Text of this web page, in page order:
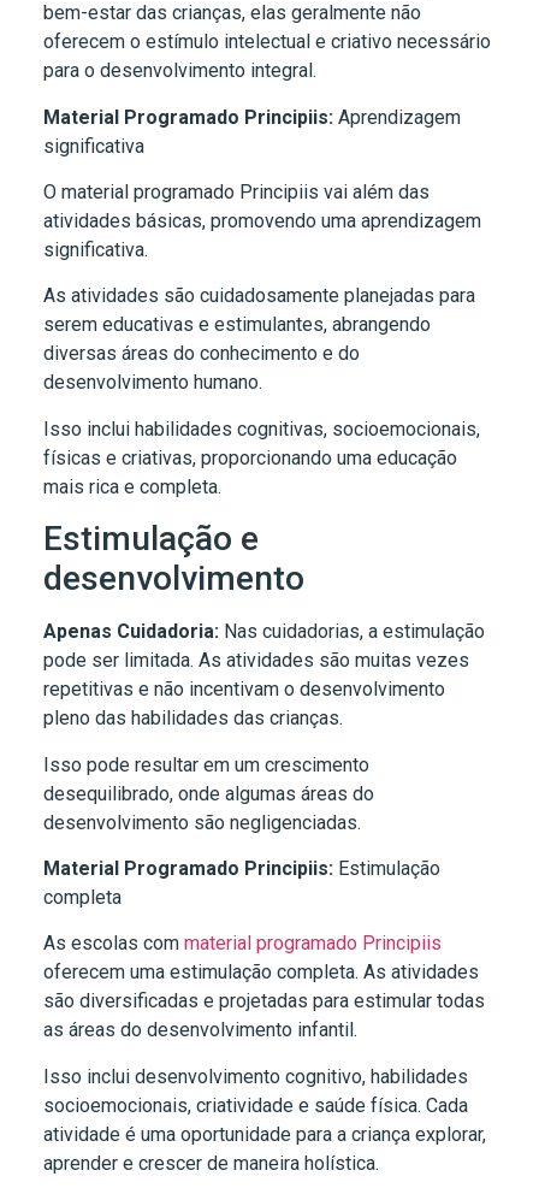
bem-estar das crianças, elas geralmente não
oferecem o estímulo intelectual e criativo necessário
para o desenvolvimento integral.
Material Programado Principiis: Aprendizagem
significativa
O material programado Principiis vai além das
atividades básicas, promovendo uma aprendizagem
significativa.
As atividades são cuidadosamente planejadas para
serem educativas e estimulantes, abrangendo
diversas áreas do conhecimento e do
desenvolvimento humano.
Isso inclui habilidades cognitivas, socioemocionais,
físicas e criativas, proporcionando uma educação
mais rica e completa.
Estimulação e
desenvolvimento
Apenas Cuidadoria: Nas cuidadorias, a estimulação
pode ser limitada. As atividades são muitas vezes
repetitivas e não incentivam o desenvolvimento
pleno das habilidades das crianças.
Isso pode resultar em um crescimento
desequilibrado, onde algumas áreas do
desenvolvimento são negligenciadas.
Material Programado Principiis: Estimulação
completa
As escolas com material programado Principiis
oferecem uma estimulação completa. As atividades
são diversificadas e projetadas para estimular todas
as áreas do desenvolvimento infantil.
Isso inclui desenvolvimento cognitivo, habilidades
socioemocionais, criatividade e saúde física. Cada
atividade é uma oportunidade para a criança explorar,
aprender e crescer de maneira holística.